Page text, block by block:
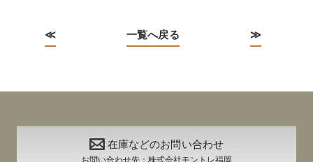
≪ 一覧へ戻る ≫
在庫などのお問い合わせ